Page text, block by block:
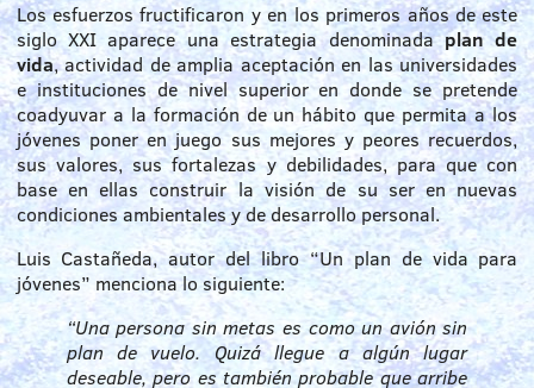
Los esfuerzos fructificaron y en los primeros años de este
siglo XXI aparece una estrategia denominadaplan de
vida, actividad de amplia aceptación en las universidades
e instituciones de nivel superior en donde se pretende
coadyuvar a la formación de un hábito que permita a los
jóvenes poner en juego sus mejores y peores recuerdos,
sus valores, sus fortalezas y debilidades, para que con
base en ellas construir la visión de su ser en nuevas
condiciones ambientales y de desarrollo personal.
Luis Castañeda, autor del libro “Un plan de vida para
jóvenes” menciona lo siguiente:
“Una persona sin metas es como un avión sin
plan de vuelo. Quizá llegue a algún lugar
deseable, pero es también probable que arribe